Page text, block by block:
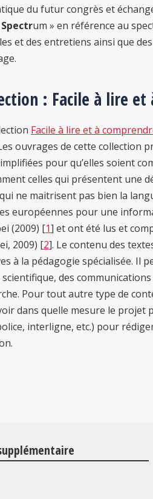
du futur congrès et
Spectrum » en référence au
et des entretiens ainsi que
: Facile à lire et
Facile à lire et à
ouvrages de cette collection
pour qu’elles soient
celles qui présentent une
ne maitrisent pas bien la
européennes pour une
(2009) [1] et ont été lus et
2009) [2]. Le contenu des
à la pédagogie spécialisée. Il
des
Pour tout autre type de
dans quelle mesure le projet
interligne, etc.) pour